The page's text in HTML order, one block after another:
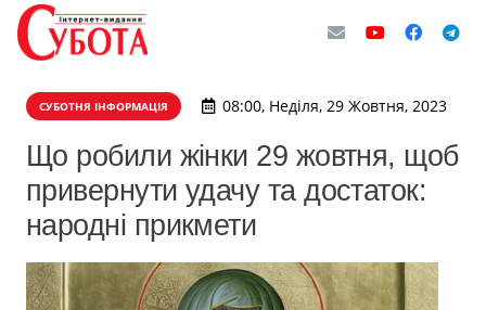
СУБОТНЯ ІНФОРМАЦІЯ 08:00, Неділя, 29 Жовтня, 2023
Що робили жінки 29 жовтня, щоб
привернути удачу та достаток:
народні прикмети